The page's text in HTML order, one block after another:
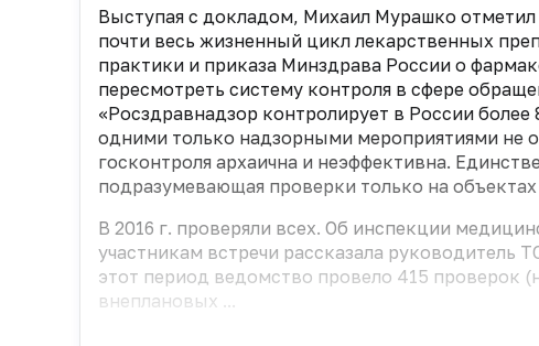
Выступая с докладом, Михаил Мурашко
почти весь жизненный цикл лекарственных
практики и приказа Минздрава России о
пересмотреть систему контроля в сфере
«Росздравнадзор контролирует в России
одними только надзорными мероприятиями не
госконтроля архаична и неэффективна.
подразумевающая проверки только на
В 2016 г. проверяли всех. Об инспекции
участникам встречи рассказала руководитель
этот период ведомство провело 415 проверок
внеплановых ...